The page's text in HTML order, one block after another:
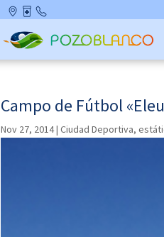
Ubicació
n
Farmaci
as de
Contact
o
Campo de Fútbol
Nov 27, 2014|Ciudad Deportiva,